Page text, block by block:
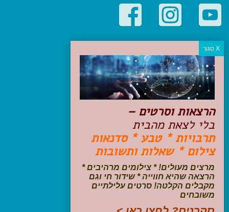
קטגוריות פופולריות
יעדים
טיולים בישראל
מלונות בוטיק בישראל
טיפים והמלצות
הכנות לנסיעה
טיולי ג'יפים
טיולים עם ילדים
שייט, הפלגות, קרוזים
עקבו אחרינו בפייסבוק
הרצאות וסרטים –
בלי לצאת מהבית
תרבויות * טבע * סדנאות
צילום * שאלות ותשובות
מרצים מעולים! * צילומים מרהיבים *
הרצאה שהיא חווייה * שידור חי וגם
מקבלים הקלטה! סרטים עלילתיים
משובחים